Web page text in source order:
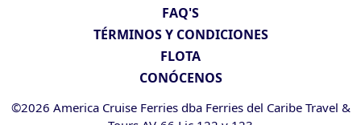
FAQ'S
TÉRMINOS Y CONDICIONES
FLOTA
CONÓCENOS
©2026 America Cruise Ferries dba Ferries del Caribe Travel &